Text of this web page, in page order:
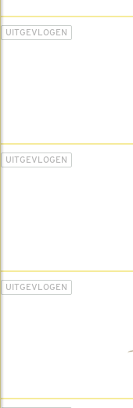
UITGEVLOGEN
UITGEVLOGEN
UITGEVLOGEN